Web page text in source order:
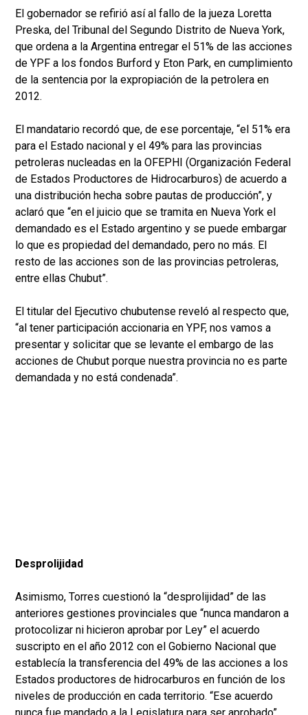
El gobernador se refirió así al fallo de la jueza Loretta
Preska, del Tribunal del Segundo Distrito de Nueva York,
que ordena a la Argentina entregar el 51% de las acciones
de YPF a los fondos Burford y Eton Park, en cumplimiento
de la sentencia por la expropiación de la petrolera en
2012.
El mandatario recordó que, de ese porcentaje, “el 51% era
para el Estado nacional y el 49% para las provincias
petroleras nucleadas en la OFEPHI (Organización Federal
de Estados Productores de Hidrocarburos) de acuerdo a
una distribución hecha sobre pautas de producción”, y
aclaró que “en el juicio que se tramita en Nueva York el
demandado es el Estado argentino y se puede embargar
lo que es propiedad del demandado, pero no más. El
resto de las acciones son de las provincias petroleras,
entre ellas Chubut”.
El titular del Ejecutivo chubutense reveló al respecto que,
“al tener participación accionaria en YPF, nos vamos a
presentar y solicitar que se levante el embargo de las
acciones de Chubut porque nuestra provincia no es parte
demandada y no está condenada”.
Desprolijidad
Asimismo, Torres cuestionó la “desprolijidad” de las
anteriores gestiones provinciales que “nunca mandaron a
protocolizar ni hicieron aprobar por Ley” el acuerdo
suscripto en el año 2012 con el Gobierno Nacional que
establecía la transferencia del 49% de las acciones a los
Estados productores de hidrocarburos en función de los
niveles de producción en cada territorio. “Ese acuerdo